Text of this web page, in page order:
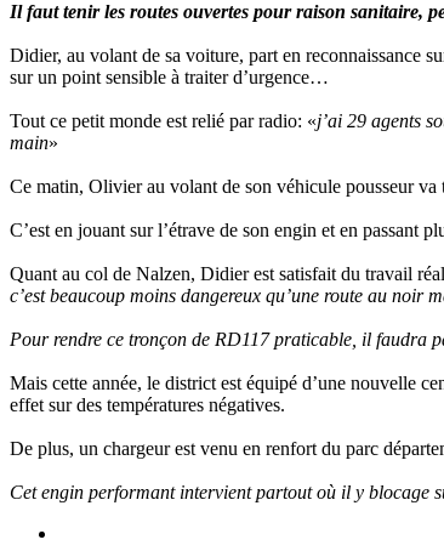
Il faut tenir les routes ouvertes pour raison sanitaire,
Didier, au volant de sa voiture, part en reconnaissance
sur un point sensible à traiter d’urgence…
Tout ce petit monde est relié par radio: «j’ai 29 agents
main»
Ce matin, Olivier au volant de son véhicule pousseur
C’est en jouant sur l’étrave de son engin et en passant
Quant au col de Nalzen, Didier est satisfait du travail
c’est beaucoup moins dangereux qu’une route au noir
Pour rendre ce tronçon de RD117 praticable, il faudra
Mais cette année, le district est équipé d’une nouvelle
effet sur des températures négatives.
De plus, un chargeur est venu en renfort du parc
Cet engin performant intervient partout où il y blocage